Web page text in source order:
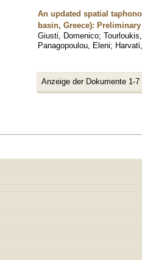
An updated spatial
basin, Greece):
Giusti, Domenico;
Panagopoulou, Eleni;
Anzeige der Dokumente 1-7